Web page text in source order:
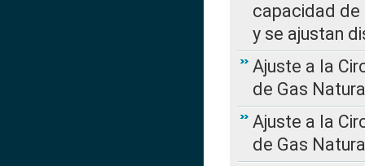
capacidad de
y se ajustan
Ajuste a la
de Gas
Ajuste a la
de Gas